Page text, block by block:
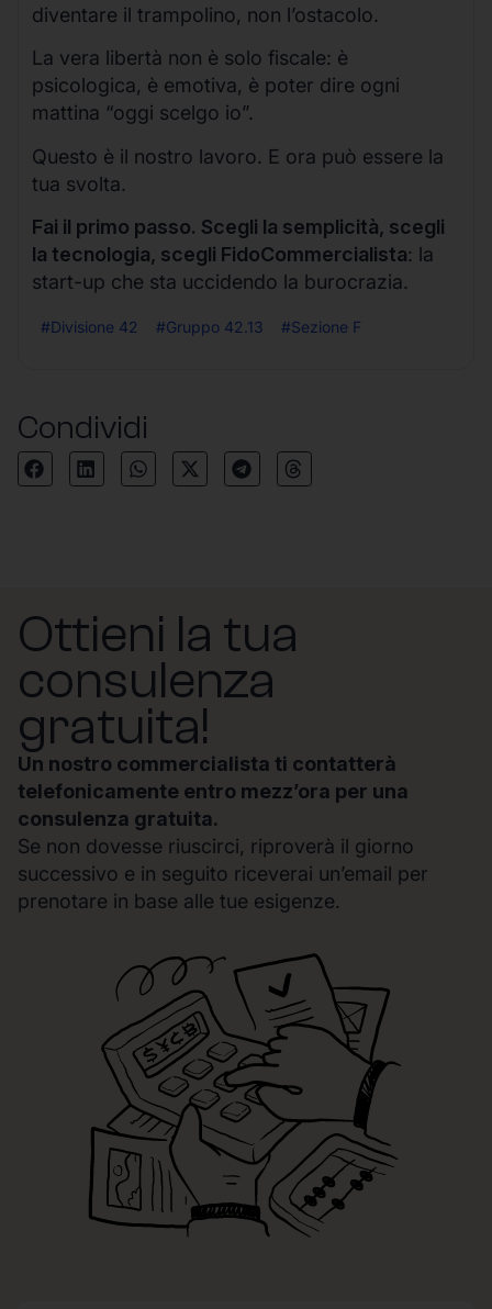
diventare il trampolino, non l’ostacolo.
La vera libertà non è solo fiscale: è
psicologica, è emotiva, è poter dire ogni
mattina “oggi scelgo io”.
Questo è il nostro lavoro. E ora può essere la
tua svolta.
Fai il primo passo. Scegli la semplicità, scegli
la tecnologia, scegli FidoCommercialista: la
start-up che sta uccidendo la burocrazia.
#Divisione 42 #Gruppo 42.13 #Sezione F
Condividi
Ottieni la tua
consulenza
gratuita!
Un nostro commercialista ti contatterà
telefonicamente entro mezz’ora per una
consulenza gratuita.
Se non dovesse riuscirci, riproverà il giorno
successivo e in seguito riceverai un’email per
prenotare in base alle tue esigenze.